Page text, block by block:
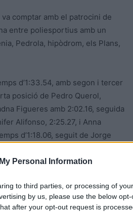
Personal Information
to third parties, or processing of
by us, please use the below
after your opt-out request is
comptar amb el patrocini de
entre poliesportius amb un
Pedrola, hipòdrom, els Plans,
d’1:33.54, amb segon i tercer
posició de Pedro Querol,
Figueres amb 2:02.16, seguida
Alifonso, 2:25.27, i Anna
d’1:18.06, seguit de Jorge
el 2 de juliol.